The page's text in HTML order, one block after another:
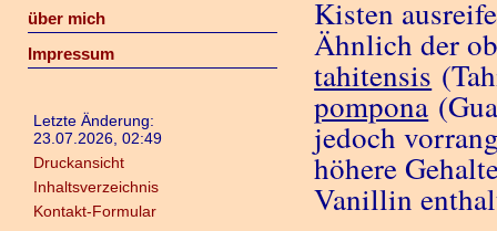
über mich
Impressum
Letzte Änderung:
23.07.2026, 02:49
Druckansicht
Inhaltsverzeichnis
Kontakt-Formular
Kisten
Ähnlich der
tahitensis
pompona
jedoch
höhere
Vanillin